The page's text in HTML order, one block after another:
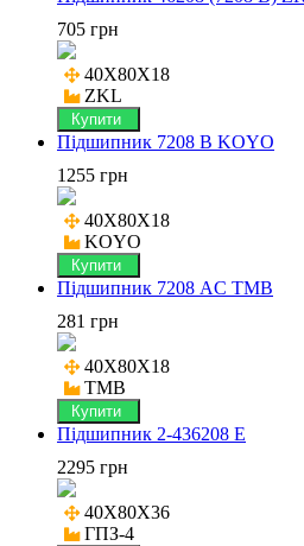
705 грн
40X80X18
ZKL
Купити
Підшипник 7208 B KOYO
1255 грн
40X80X18
KOYO
Купити
Підшипник 7208 AC TMB
281 грн
40X80X18
TMB
Купити
Підшипник 2-436208 Е
2295 грн
40X80X36
ГПЗ-4